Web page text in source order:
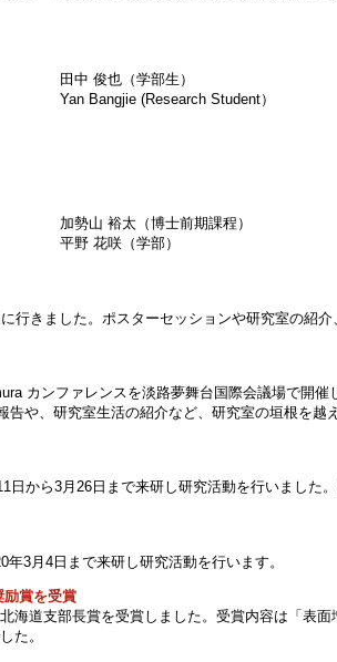
田中 俊也（学部生）
Yan Bangjie (Research Student）
加勢山 裕太（博士前期課程）
平野 花咲（学部）
行きました。ポスターセッションや研究室の紹
カンファレンスを淡路夢舞台国際会議場で開催
や、研究室生活の紹介など、研究室の垣根を越
日から3月26日まで来研し研究活動を行いました
3月4日まで来研し研究活動を行います。
励賞を受賞
海道支部長賞を受賞しました。受賞内容は「表
た。